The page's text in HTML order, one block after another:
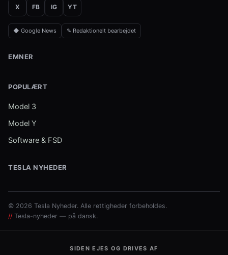
X FB IG YT
◆ Google News ✎ Redaktionelt bearbejdet
EMNER
POPULÆRT
Model 3
Model Y
Software & FSD
TESLA NYHEDER
© 2026 Tesla Nyheder. Alle rettigheder forbeholdes.
// Tesla-nyheder — på dansk.
SIDEN EJES OG DRIVES AF